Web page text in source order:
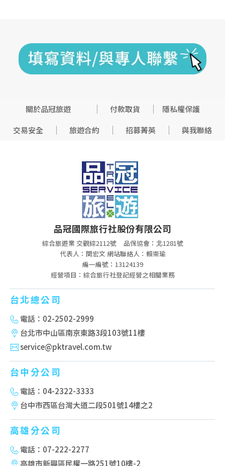
關於品冠旅遊 付款取貨
隱私權保護
交易安全
旅遊合約 招募菁英 與我聯絡
品冠國際旅行社股份有限公司
綜合旅遊業 交觀綜2112號
品保協會：北1281號
代表人：関宏文 網站聯絡人：賴崇瑜
編一編號：13124139
經營項目：綜合旅行社登記經營之相關業務
台北總公司
電話：02-2502-2999
台北市中山區南京東路3段103號11樓
service@pktravel.com.tw
台中分公司
電話：04-2322-3333
台中市西區台灣大道二段501號14樓之2
高雄分公司
電話：07-222-2277
高雄市新興區民權一路251號10樓-2